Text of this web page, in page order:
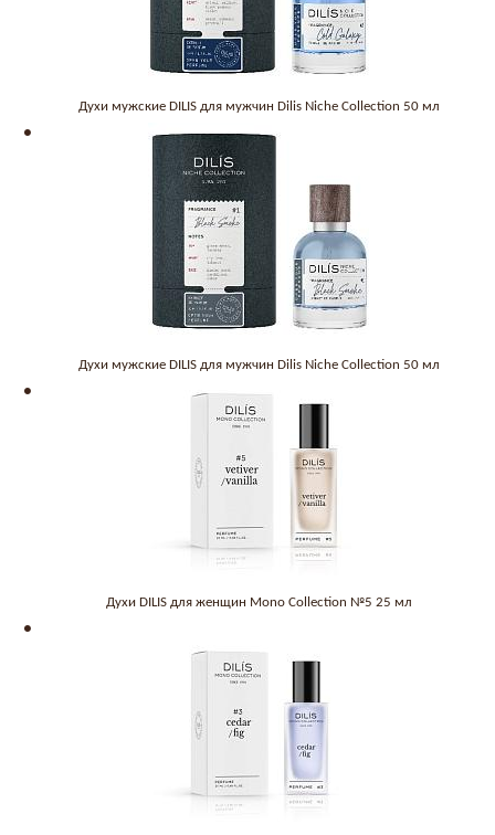
Духи мужские DILIS для мужчин Dilis Niche Collection 50 мл
Духи мужские DILIS для мужчин Dilis Niche Collection 50 мл
Духи DILIS для женщин Mono Collection №5 25 мл